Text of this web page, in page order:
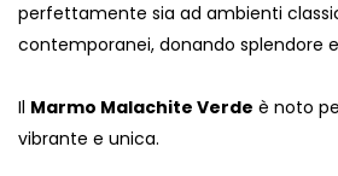
perfettamente sia ad ambienti
contemporanei, donando splendore
Il Marmo Malachite Verde è noto
vibrante e unica.